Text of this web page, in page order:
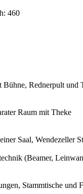
Feier, für
460
Bühne, Rednerpult und
Raum mit Theke
Saal, Wendezeller
(Beamer,
Stammtische und